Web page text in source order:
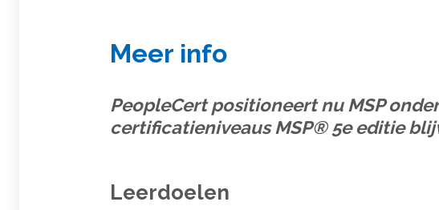
Meer info
PeopleCert positioneert nu MSP
certificatieniveausMSP® 5e editie
Leerdoelen